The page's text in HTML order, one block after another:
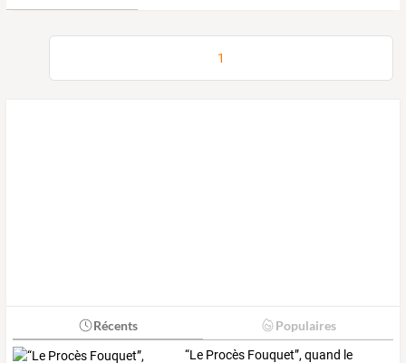
1
Récents Populaires
“Le Procès Fouquet”, quand le